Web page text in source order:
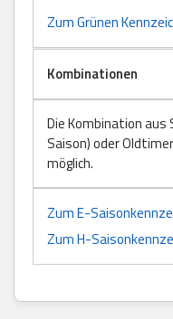
Zum Grünen
Kombinationen
Die Kombination
Saison) oder
möglich.
Zum E-
Zum H-